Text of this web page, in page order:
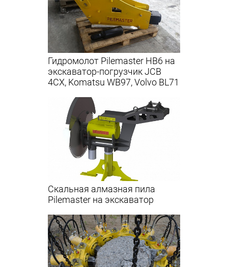
Гидромолот Pilemaster HB6 на
экскаватор-погрузчик JCB
4CX, Komatsu WB97, Volvo BL71
Скальная алмазная пила
Pilemaster на экскаватор